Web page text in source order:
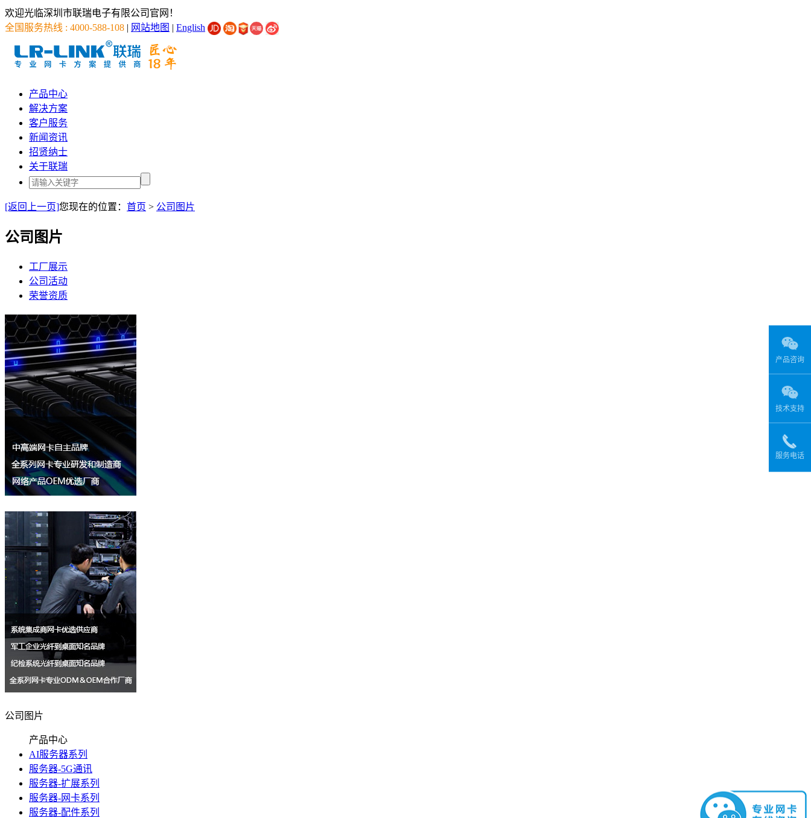
欢迎光临深圳市联瑞电子有限公司官网！
全国服务热线 : 4000-588-108 | 网站地图 | English
产品中心
解决方案
客户服务
新闻资讯
招贤纳士
关于联瑞
[返回上一页]您现在的位置： 首页 > 公司图片
公司图片
工厂展示
公司活动
荣誉资质
公司图片
产品中心
AI服务器系列
服务器-5G通讯
服务器-扩展系列
服务器-网卡系列
服务器-配件系列
产品咨询
技术支持
服务电话